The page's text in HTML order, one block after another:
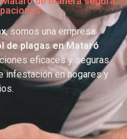
, somos una empresa
de plagas en Mataró
eficaces y seguras
infestación en hogares y